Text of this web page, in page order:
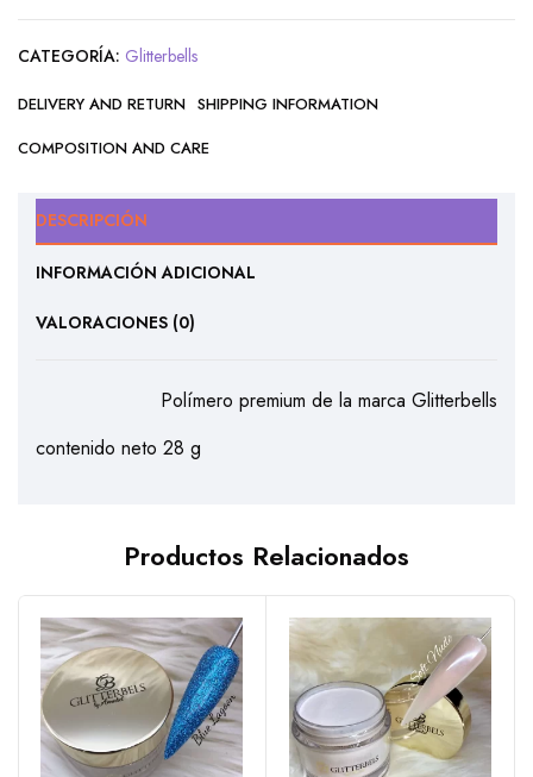
CATEGORÍA: Glitterbells
DELIVERY AND RETURN SHIPPING INFORMATION
COMPOSITION AND CARE
DESCRIPCIÓN
INFORMACIÓN ADICIONAL
VALORACIONES (0)
Polímero premium de la marca Glitterbells
contenido neto 28 g
Productos Relacionados